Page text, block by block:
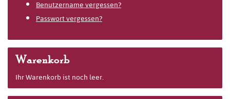
Benutzername vergessen?
Passwort vergessen?
Warenkorb
Ihr Warenkorb ist noch leer.